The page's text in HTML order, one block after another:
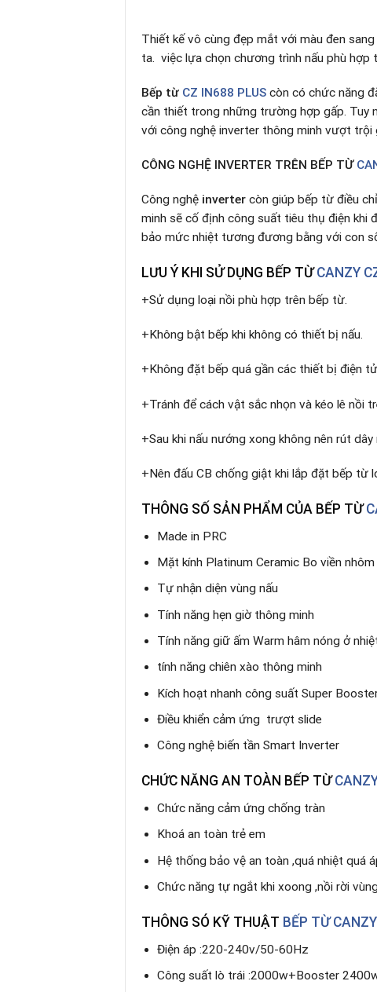
Thiết kế vô cùng đẹp mắt với màu đen
ta. việc lựa chọn chương trình nấu phù hợp
Bếp từ CZ IN688 PLUS còn có chức năng
cần thiết trong những trường hợp gấp. Tuy
với công nghệ inverter thông minh vượt
CÔNG NGHỆ INVERTER TRÊN BẾP TỪ
Công nghệ inverter còn giúp bếp từ điều
minh sẽ cố định công suất tiêu thụ điện khi
bảo mức nhiệt tương đương bằng với con
LƯU Ý KHI SỬ DỤNG BẾP TỪCANZY
+Sử dụng loại nồi phù hợp trên bếp từ.
+Không bật bếp khi không có thiết bị nấu.
+Không đặt bếp quá gần các thiết bị điện
+Tránh để cách vật sắc nhọn và kéo lê nồi
+Sau khi nấu nướng xong không nên rút dây
+Nên đấu CB chống giật khi lắp đặt bếp từ
THÔNG SỐ SẢN PHẨM CỦA BẾP TỪ
Made in PRC
Mặt kính Platinum Ceramic Bo viền nhôm
Tự nhận diện vùng nấu
Tính năng hẹn giờ thông minh
Tính năng giữ ấm Warm hâm nóng ở
tính năng chiên xào thông minh
Kích hoạt nhanh công suất Super
Điều khiển cảm ứng trượt slide
Công nghệ biến tần Smart Inverter
CHỨC NĂNG AN TOÀN BẾP TỪ
Chức năng cảm ứng chống tràn
Khoá an toàn trẻ em
Hệ thống bảo vệ an toàn ,quá nhiệt quá
Chức năng tự ngắt khi xoong ,nồi rời
THÔNG SÓ KỸ THUẬT BẾP TỪ
Điện áp :220-240v/50-60Hz
Công suất lò trái :2000w+Booster